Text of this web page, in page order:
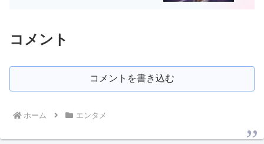
コメント
コメントを書き込む
ホーム エンタメ